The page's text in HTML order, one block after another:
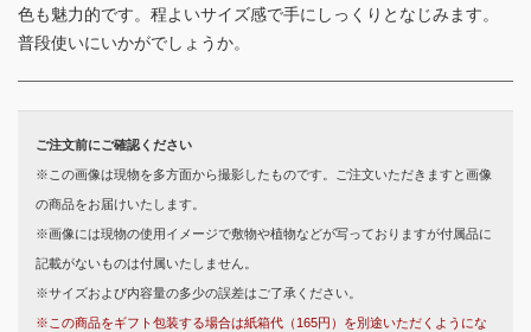
色も魅力的です。程よいサイズ感で手にしっくりとなじみます。
普段使いにいかがでしょうか。
ご注文前にご確認ください
※この画像は現物を多方面から撮影したものです。ご注文いただきますと画像
の商品をお届けいたします。
※画像には現物の使用イメージで敷物や植物などが写っておりますが付属品に
記載がないものは付属いたしません。
※サイズおよび内容量の多少の誤差はご了承ください。
※この商品をギフト包装する場合は紙箱代（165円）を別途いただくようにな